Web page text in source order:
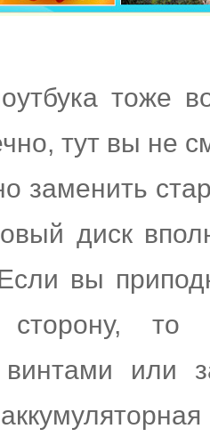
тоже
тут вы не
заменить
диск
вы
то
винтами или